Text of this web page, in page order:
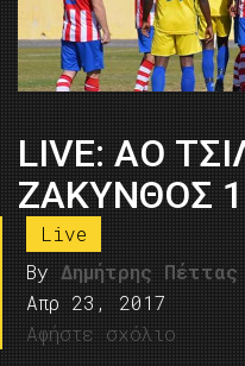
LIVE: ΑΟ
ΖΑΚΥΝΘΟΣ 1
Live
By Δημήτρης Πέττας
Απρ 23, 2017
Αφήστε σχόλιο